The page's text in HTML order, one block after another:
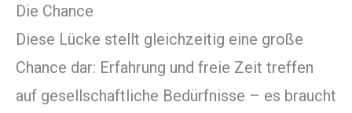
Die Chance
Diese Lücke stellt gleichzeitig eine große
Chance dar: Erfahrung und freie Zeit treffen
auf gesellschaftliche Bedürfnisse – es braucht